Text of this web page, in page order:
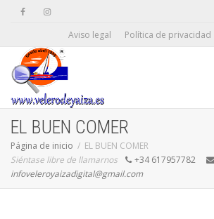
Aviso legal Política de privacidad
EL BUEN COMER
Página de inicio
EL BUEN COMER
Siéntase libre de llamarnos
+34 617957782
infoveleroyaizadigital@gmail.com